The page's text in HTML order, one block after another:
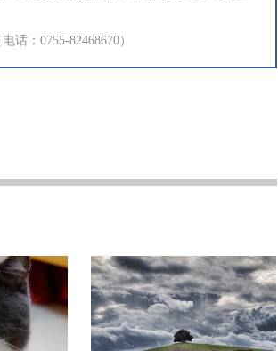
话：0755-82468670）